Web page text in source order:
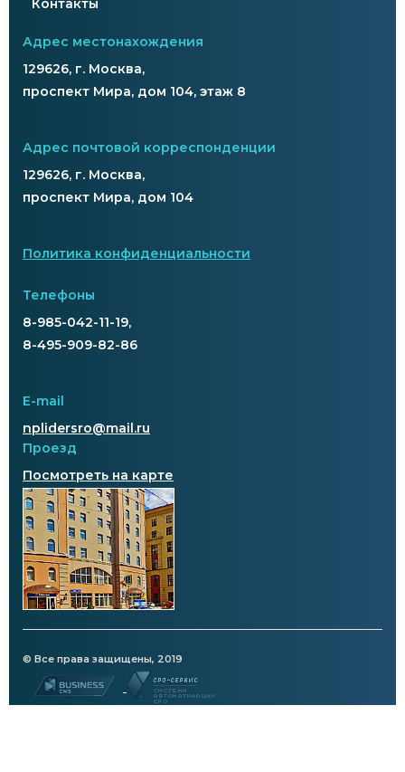
Контакты
Адрес местонахождения
129626, г. Москва,
проспект Мира, дом 104, этаж 8
Адрес почтовой корреспонденции
129626, г. Москва,
проспект Мира, дом 104
Политика конфиденциальности
Телефоны
8-985-042-11-19,
8-495-909-82-86
E-mail
nplidersro@mail.ru
Проезд
Посмотреть на карте
© Все права защищены, 2019